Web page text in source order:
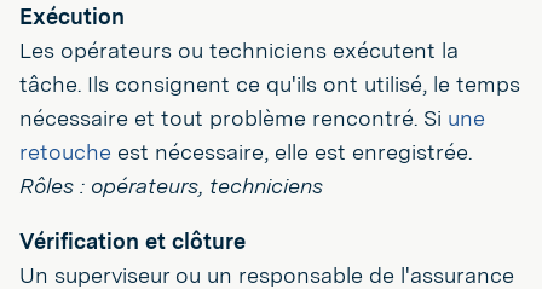
Exécution
Les opérateurs ou techniciens exécutent la
tâche. Ils consignent ce qu'ils ont utilisé, le temps
nécessaire et tout problème rencontré. Si une
retouche est nécessaire, elle est enregistrée.
Rôles : opérateurs, techniciens
Vérification et clôture
Un superviseur ou un responsable de l'assurance